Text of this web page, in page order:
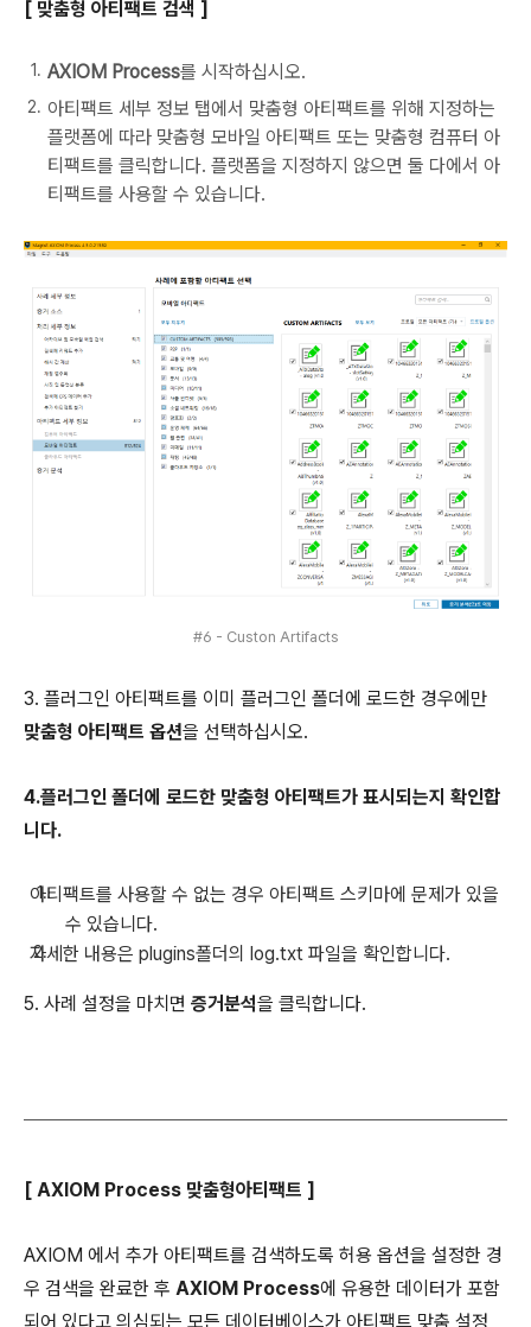
[ 맞춤형 아티팩트 검색 ]
AXIOM Process를 시작하십시오.
아티팩트 세부 정보 탭에서 맞춤형 아티팩트를 위해 지정하는
플랫폼에 따라 맞춤형 모바일 아티팩트 또는 맞춤형 컴퓨터 아
티팩트를 클릭합니다. 플랫폼을 지정하지 않으면 둘 다에서 아
티팩트를 사용할 수 있습니다.
#6 - Custon Artifacts
3. 플러그인 아티팩트를 이미 플러그인 폴더에 로드한 경우에만
맞춤형 아티팩트 옵션을 선택하십시오.
4.플러그인 폴더에 로드한 맞춤형 아티팩트가 표시되는지 확인합
니다.
아티팩트를 사용할 수 없는 경우 아티팩트 스키마에 문제가 있을
수 있습니다.
자세한 내용은 plugins폴더의 log.txt 파일을 확인합니다.
5. 사례 설정을 마치면 증거분석을 클릭합니다.
[ AXIOM Process 맞춤형아티팩트 ]
AXIOM 에서 추가 아티팩트를 검색하도록 허용 옵션을 설정한 경
우 검색을 완료한 후 AXIOM Process에 유용한 데이터가 포함
되어 있다고 의심되는 모든 데이터베이스가 아티팩트 맞춤 설정